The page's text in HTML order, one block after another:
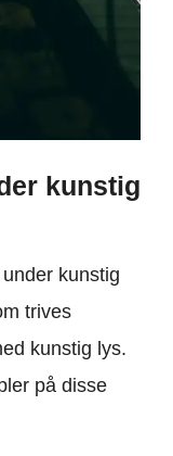
kunstig
kunstig
trives
kunstig lys.
på disse